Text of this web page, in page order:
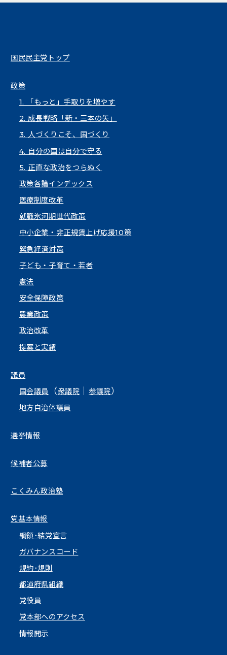
国民民主党トップ
政策
1. 「もっと」手取りを増やす
2. 成長戦略「新・三本の矢」
3. 人づくりこそ、国づくり
4. 自分の国は自分で守る
5. 正直な政治をつらぬく
政策各論インデックス
医療制度改革
就職氷河期世代政策
中小企業・非正規賃上げ応援10策
緊急経済対策
子ども・子育て・若者
憲法
安全保障政策
農業政策
政治改革
提案と実績
議員
国会議員
（衆議院 ｜参議院）
地方自治体議員
選挙情報
候補者公募
こくみん政治塾
党基本情報
綱領･結党宣言
ガバナンスコード
規約･規則
都道府県組織
党役員
党本部へのアクセス
情報開示